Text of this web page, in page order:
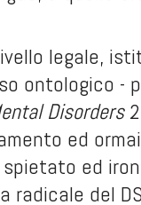
legale,
ontologico -
Disorders
ed
ed
radicale del